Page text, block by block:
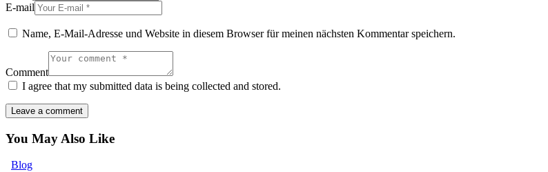
E-mail
Name, E-Mail-Adresse und Website in diesem Browser für meinen nächsten Kommentar speichern.
Comment
I agree that my submitted data is being collected and stored.
You May Also Like
Blog